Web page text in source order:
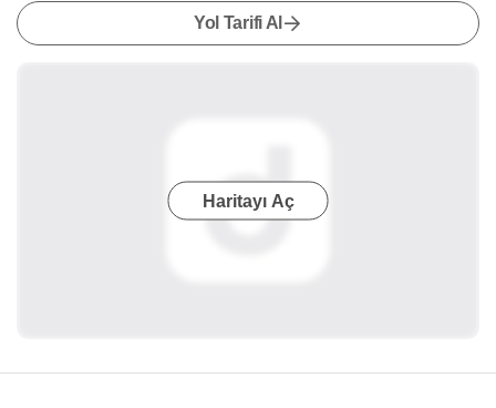
Yol Tarifi Al
Haritayı Aç